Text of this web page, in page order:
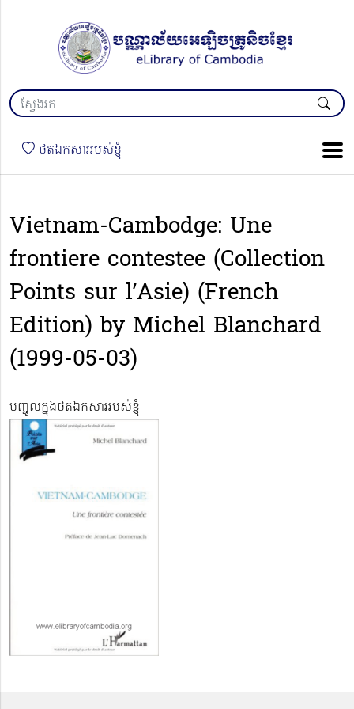
ថតឯកសាររបស់ខ្ញុំ
Vietnam-Cambodge: Une
frontiere contestee (Collection
Points sur l’Asie) (French
Edition) by Michel Blanchard
(1999-05-03)
បញ្ចូលក្នុងថតឯកសាររបស់ខ្ញុំ